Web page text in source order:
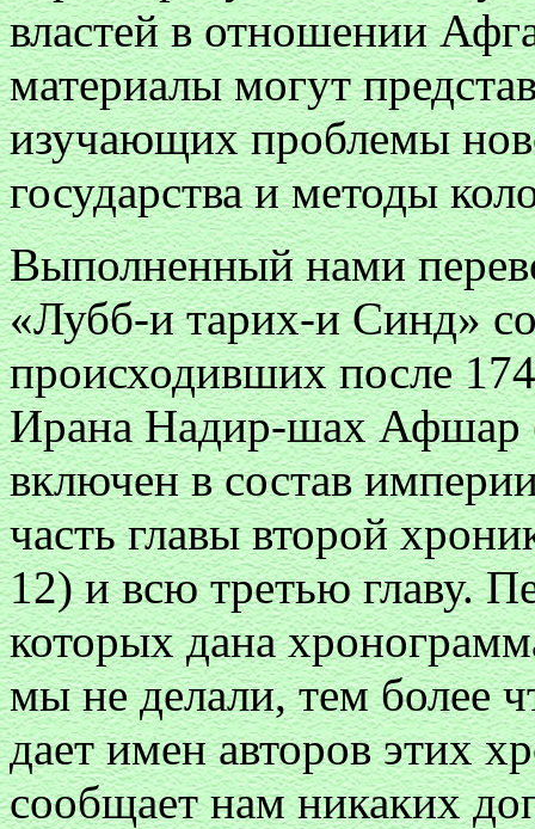
властей в отношении
материалы могут
изучающих проблемы
государства и методы
Выполненный нами
«Лубб-и тарих-и Синд»
происходивших после
Ирана Надир-шах
включен в состав
часть главы второй
12) и всю третью главу.
которых дана
мы не делали, тем более
дает имен авторов этих
сообщает нам никаких